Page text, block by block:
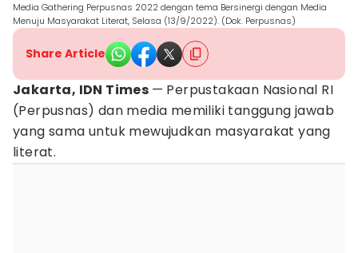
Media Gathering Perpusnas 2022 dengan tema Bersinergi dengan Media
Menuju Masyarakat Literat, Selasa (13/9/2022). (Dok. Perpusnas)
Share Article
Jakarta, IDN Times — Perpustakaan Nasional RI
(Perpusnas) dan media memiliki tanggung jawab
yang sama untuk mewujudkan masyarakat yang
literat.